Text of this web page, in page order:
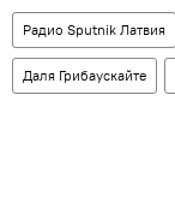
Радио Sputnik Латвия
Даля Грибаускайте